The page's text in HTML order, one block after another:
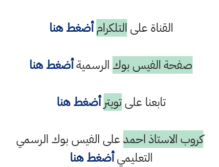
القناة على التلكرام أضغط هنا
صفحة الفيس بوك الرسميةأضغط هنا
تابعنا علىتويتر أضغط هنا
كروب الاستاذ احمدعلى الفيس بوك الرسمي
التعليميأضغط هنا